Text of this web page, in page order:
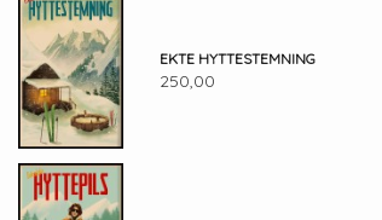
EKTE HYTTESTEMNING
250,00